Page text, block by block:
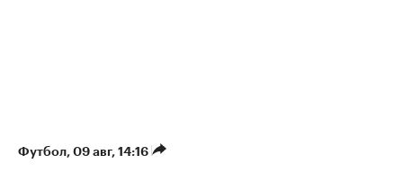
Футбол⁠, 09 авг, 14:16